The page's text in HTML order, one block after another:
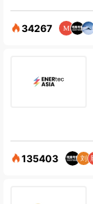
34267
135403